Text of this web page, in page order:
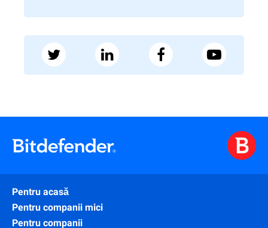
Pentru acasă
Pentru companii mici
Pentru companii